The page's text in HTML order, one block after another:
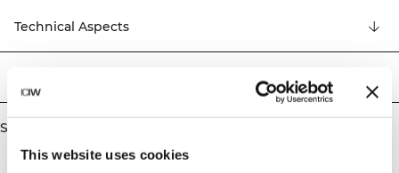
This website uses cookies
og pasform. Med tights, sports-bh'er og toppe i flere trendy farver, bliver
Define Seamless din foretrukne kollektion af træningstøj til mange forskellige
typer af træning. 94% Genanvendt Nylon, 6% Elastan.
Technical Aspects
Similar products